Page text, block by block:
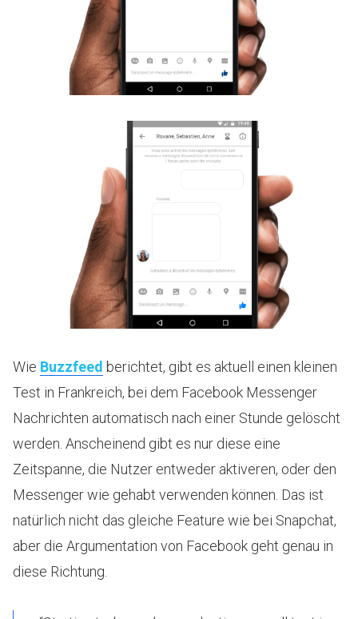
Wie Buzzfeed berichtet, gibt es aktuell einen kleinen
Test in Frankreich, bei dem Facebook Messenger
Nachrichten automatisch nach einer Stunde gelöscht
werden. Anscheinend gibt es nur diese eine
Zeitspanne, die Nutzer entweder aktiveren, oder den
Messenger wie gehabt verwenden können. Das ist
natürlich nicht das gleiche Feature wie bei Snapchat,
aber die Argumentation von Facebook geht genau in
diese Richtung.